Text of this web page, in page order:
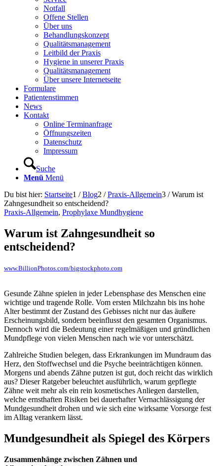
Notfall
Offene Stellen
Über uns
Behandlungskonzept
Qualitätsmanagement
Leitbild der Praxis
Hygiene in unserer Praxis
Qualitätsmanagement
Über unsere Internetseite
Formulare
Patientenstimmen
News
Kontakt
Online Terminanfrage
Öffnungszeiten
Datenschutz
Impressum
Suche
Menü Menü
Du bist hier: Startseite1 / Blog2 / Praxis-Allgemein3 / Warum ist
Zahngesundheit so entscheidend?
Praxis-Allgemein, Prophylaxe Mundhygiene
Warum ist Zahngesundheit so
entscheidend?
www.BillionPhotos.com/bigstockphoto.com
Gesunde Zähne spielen in jeder Lebensphase des Menschen eine
wichtige und tragende Rolle. Vom ersten Milchzahn bis ins hohe
Alter bestimmt der Zustand des Gebisses nicht nur das äußere
Erscheinungsbild, sondern beeinflusst den gesamten Organismus.
Dennoch wird die Bedeutung einer regelmäßigen und gründlichen
Mundpflege von vielen Menschen nach wie vor unterschätzt.
Zahlreiche Studien belegen, dass Erkrankungen im Mundraum das
Herz, den Stoffwechsel und die Psyche beeinträchtigen können.
Morgens und abends Zähne putzen ist gut, doch reicht das wirklich
aus? Dieser Ratgeber beleuchtet ausführlich, warum gepflegte
Zähne weit mehr als ein rein kosmetisches Anliegen darstellen,
welche ernsthaften Risiken bei dauerhafter Vernachlässigung der
Mundgesundheit drohen und wie sich eine wirksame Vorsorge fest
im Alltag verankern lässt.
Mundgesundheit als Spiegel des Körpers
Zusammenhänge zwischen Zähnen und